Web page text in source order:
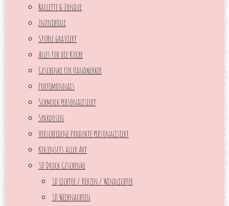
Raclette & Fondue
Znüniböxli
Stühle graviert
Alles für die Küche
Geschenke für Handwerker
Portemonnais
Schmuck personalisiert
Spardosen
Verschiedene Produkte personalisiert
Kerzensets aller Art
3D Druck Geschenke
3D Lichter / Kerzen / Windlichter
3D Weihnachten